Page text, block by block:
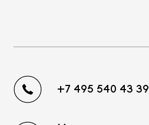
+7 495 540 43 39